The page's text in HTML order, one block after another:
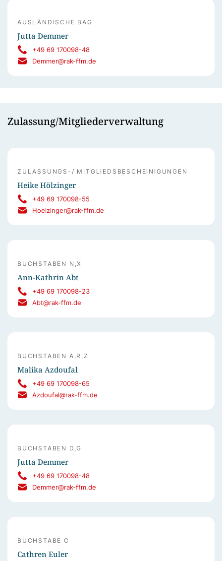
AUSLÄNDISCHE BAG
Jutta Demmer
+49 69 170098-48
Demmer@rak-ffm.de
Zulassung/Mitgliederverwaltung
ZULASSUNGS-/ MITGLIEDSBESCHEINIGUNGEN
Heike Hölzinger
+49 69 170098-55
Hoelzinger@rak-ffm.de
BUCHSTABEN N,X
Ann-Kathrin Abt
+49 69 170098-23
Abt@rak-ffm.de
BUCHSTABEN A,R,Z
Malika Azdoufal
+49 69 170098-65
Azdoufal@rak-ffm.de
BUCHSTABEN D,G
Jutta Demmer
+49 69 170098-48
Demmer@rak-ffm.de
BUCHSTABE C
Cathren Euler